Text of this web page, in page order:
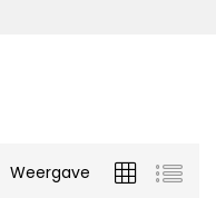
Weergave